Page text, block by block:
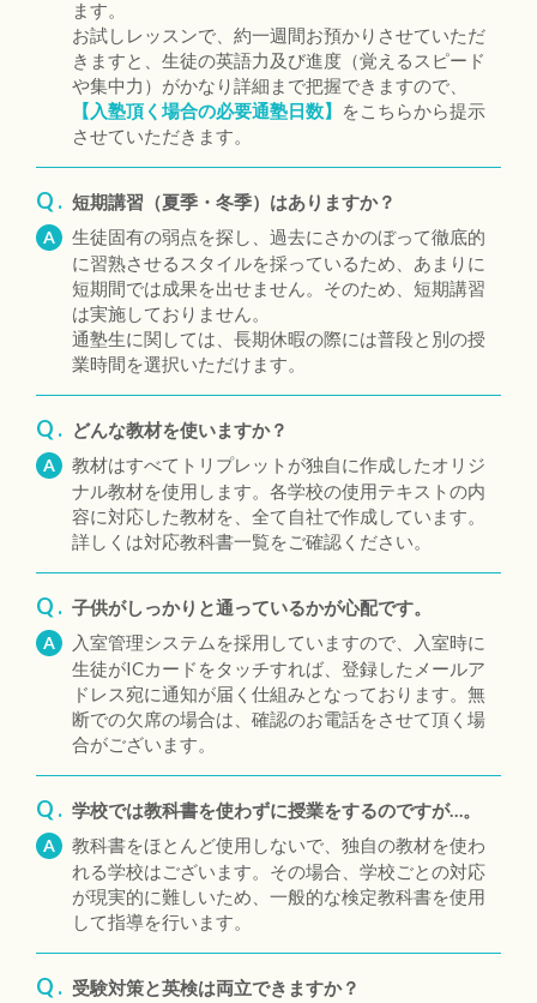
ます。
お試しレッスンで、約一週間お預かりさせていただ
きますと、生徒の英語力及び進度（覚えるスピード
や集中力）がかなり詳細まで把握できますので、
【入塾頂く場合の必要通塾日数】
をこちらから提示
させていただきます。
Q . 短期講習（夏季・冬季）はありますか？
A
生徒固有の弱点を探し、過去にさかのぼって徹底的
に習熟させるスタイルを採っているため、あまりに
短期間では成果を出せません。そのため、短期講習
は実施しておりません。
通塾生に関しては、長期休暇の際には普段と別の授
業時間を選択いただけます。
Q . どんな教材を使いますか？
A
教材はすべてトリプレットが独自に作成したオリジ
ナル教材を使用します。各学校の使用テキストの内
容に対応した教材を、全て自社で作成しています。
詳しくは対応教科書一覧をご確認ください。
Q . 子供がしっかりと通っているかが心配です。
A
入室管理システムを採用していますので、入室時に
生徒がICカードをタッチすれば、登録したメールア
ドレス宛に通知が届く仕組みとなっております。無
断での欠席の場合は、確認のお電話をさせて頂く場
合がございます。
Q . 学校では教科書を使わずに授業をするのですが…。
A
教科書をほとんど使用しないで、独自の教材を使わ
れる学校はございます。その場合、学校ごとの対応
が現実的に難しいため、一般的な検定教科書を使用
して指導を行います。
Q . 受験対策と英検は両立できますか？